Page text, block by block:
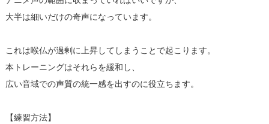
大半は細いだけの奇声になっています。
これは喉仏が過剰に上昇してしまうことで起こります。
本トレーニングはそれらを緩和し、
広い音域での声質の統一感を出すのに役立ちます。
【練習方法】